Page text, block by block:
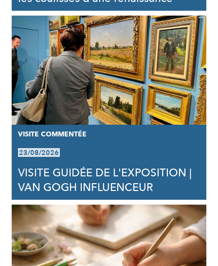
VISITE COMMENTÉE
23/08/2026
VISITE GUIDÉE DE L'EXPOSITION |
VAN GOGH INFLUENCEUR